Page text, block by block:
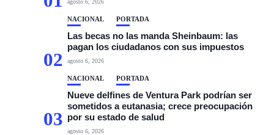
agosto 6, 2026
02
NACIONAL PORTADA
Las becas no las manda Sheinbaum: las
pagan los ciudadanos con sus impuestos
agosto 6, 2026
03
NACIONAL PORTADA
Nueve delfines de Ventura Park podrían ser
sometidos a eutanasia; crece preocupación
por su estado de salud
agosto 6, 2026